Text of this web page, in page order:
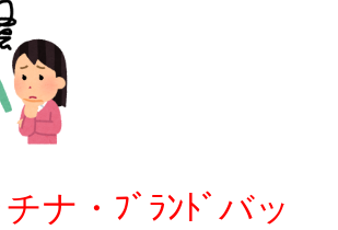
ナ・ﾌﾞﾗﾝﾄﾞバッ